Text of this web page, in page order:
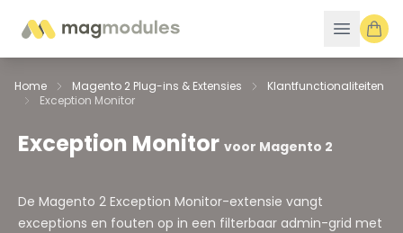
Home Magento 2 Plug-ins & Extensies
Klantfunctionaliteiten
Exception Monitor
Exception Monitor voor Magento 2
De Magento 2 Exception Monitor-extensie vangt
exceptions en fouten op in een filterbaar admin-grid met